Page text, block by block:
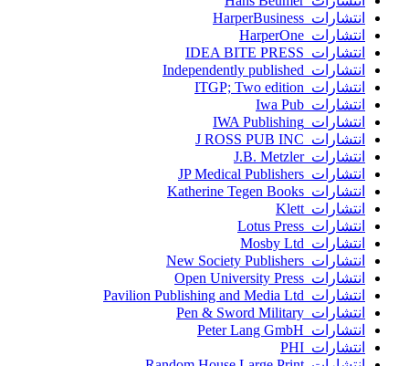
انتشارات HarperBusiness
انتشارات HarperOne
انتشارات IDEA BITE PRESS
انتشارات Independently published
انتشارات ITGP; Two edition
انتشارات Iwa Pub
انتشارات IWA Publishing
انتشارات J ROSS PUB INC
انتشارات J.B. Metzler
انتشارات JP Medical Publishers
انتشارات Katherine Tegen Books
انتشارات Klett
انتشارات Lotus Press
انتشارات Mosby Ltd
انتشارات New Society Publishers
انتشارات Open University Press
انتشارات Pavilion Publishing and Media Ltd
انتشارات Pen & Sword Military
انتشارات Peter Lang GmbH
انتشارات PHI